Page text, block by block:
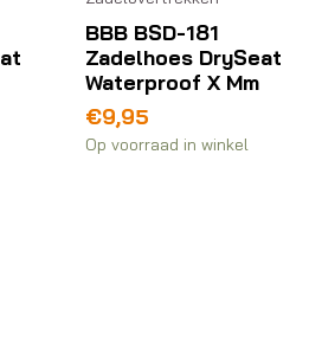
BBB BSD-181
Zadelhoes DrySeat
Waterproof X Mm
€9,95
Op voorraad in winkel